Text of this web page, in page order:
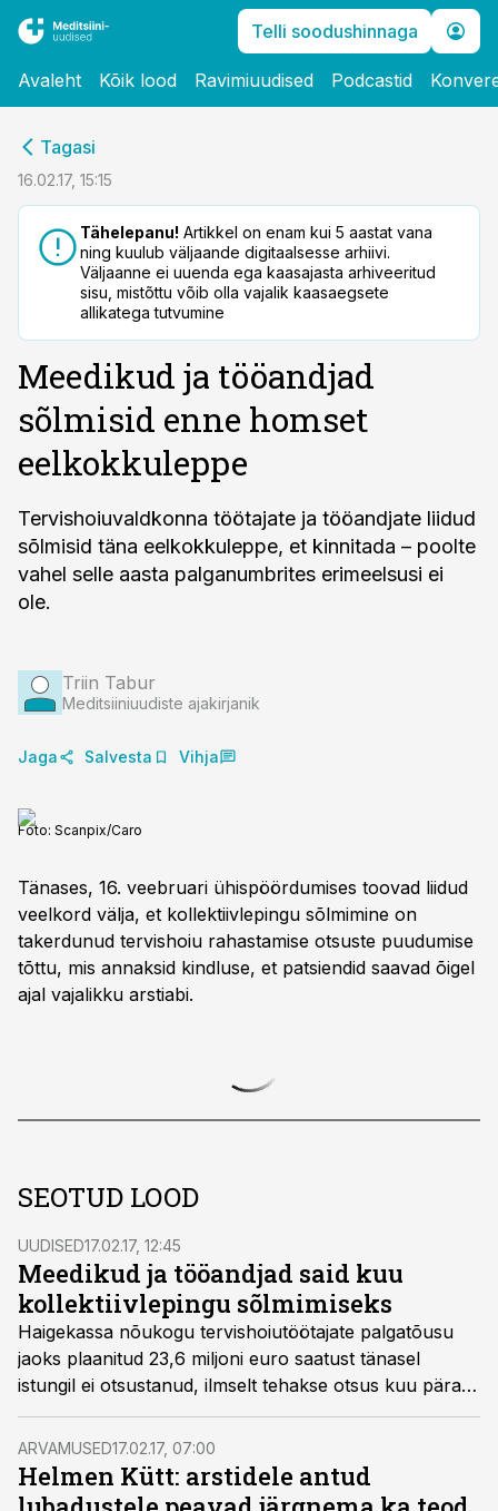
Telli soodushinnaga
Avaleht Kõik lood Ravimiuudised Podcastid
Tagasi
16.02.17, 15:15
Tähelepanu! Artikkel on enam kui 5 aastat vana
ning kuulub väljaande digitaalsesse arhiivi.
Väljaanne ei uuenda ega kaasajasta arhiveeritud
sisu, mistõttu võib olla vajalik kaasaegsete
allikatega tutvumine
Meedikud ja tööandjad
sõlmisid enne homset
eelkokkuleppe
Tervishoiuvaldkonna töötajate ja tööandjate liidud
sõlmisid täna eelkokkuleppe, et kinnitada – poolte
vahel selle aasta palganumbrites erimeelsusi ei
ole.
Triin Tabur
Meditsiiniuudiste ajakirjanik
Jaga Salvesta Vihja
Foto: Scanpix/Caro
Tänases, 16. veebruari ühispöördumises toovad liidud
veelkord välja, et kollektiivlepingu sõlmimine on
takerdunud tervishoiu rahastamise otsuste puudumise
tõttu, mis annaksid kindluse, et patsiendid saavad õigel
ajal vajalikku arstiabi.
SEOTUD LOOD
UUDISED17.02.17, 12:45
Meedikud ja tööandjad said kuu
kollektiivlepingu sõlmimiseks
Haigekassa nõukogu tervishoiutöötajate palgatõusu
jaoks plaanitud 23,6 miljoni euro saatust tänasel
istungil ei otsustanud, ilmselt tehakse otsus kuu pärast
järgmisel istungil.
ARVAMUSED17.02.17, 07:00
Helmen Kütt: arstidele antud